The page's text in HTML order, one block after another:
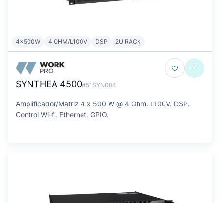
4x500W 4 OHM/L100V DSP 2U RACK
SYNTHEA 4500#51SYN004
Amplificador/Matriz 4 x 500 W @ 4 Ohm. L100V. DSP.
Control Wi-fi. Ethernet. GPIO.